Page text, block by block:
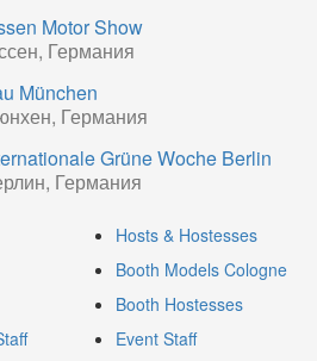
Motor Show
Германия
München
Германия
Grüne Woche Berlin
Германия
Hosts & Hostesses
Booth Models Cologne
Booth Hostesses
Event Staff